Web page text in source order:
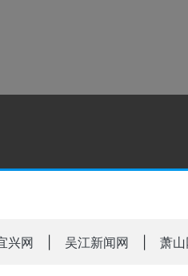
兴网 吴江新闻网 萧山